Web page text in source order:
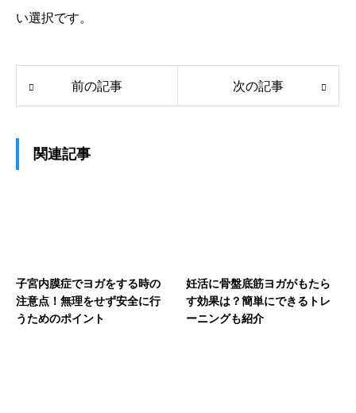
い選択です。
前の記事 次の記事
関連記事
子宮内膜症でヨガをする時の
注意点！無理をせず安全に行
うためのポイント
妊活に骨盤底筋ヨガがもたら
す効果は？簡単にできるトレ
ーニングも紹介